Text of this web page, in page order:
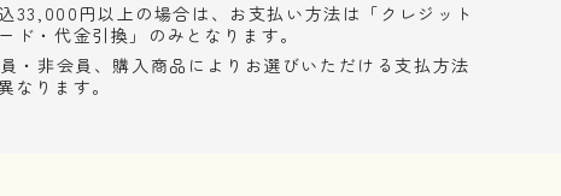
33,000円以上の場合は、お支払い方法は「クレジット
ド・代金引換」のみとなります。
・非会員、購入商品によりお選びいただける支払方法
なります。